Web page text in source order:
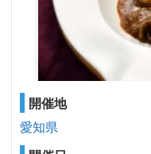
開催地
愛知県